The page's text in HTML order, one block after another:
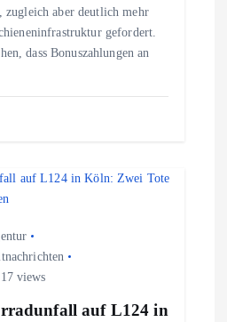
zugleich aber deutlich mehr
gefordert.
dass Bonuszahlungen an
17 views
auf L124 in